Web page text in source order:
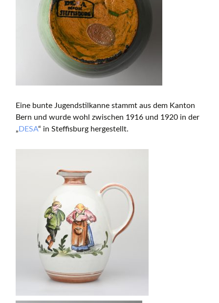
Eine bunte Jugendstilkanne stammt aus dem Kanton
Bern und wurde wohl zwischen 1916 und 1920 in der
„DESA“ in Steffisburg hergestellt.